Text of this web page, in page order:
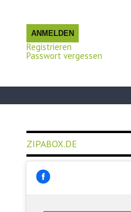
ANMELDEN
Registrieren
Passwort vergessen
ZIPABOX.DE